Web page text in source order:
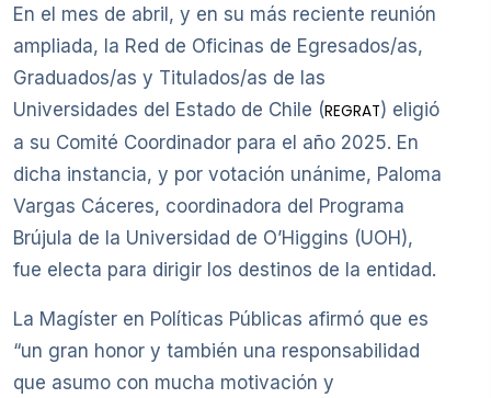
En el mes de abril, y en su más reciente reunión
ampliada, la Red de Oficinas de Egresados/as,
Graduados/as y Titulados/as de las
Universidades del Estado de Chile (REGRAT) eligió
a su Comité Coordinador para el año 2025. En
dicha instancia, y por votación unánime, Paloma
Vargas Cáceres, coordinadora del Programa
Brújula de la Universidad de O’Higgins (UOH),
fue electa para dirigir los destinos de la entidad.
La Magíster en Políticas Públicas afirmó que es
“un gran honor y también una responsabilidad
que asumo con mucha motivación y